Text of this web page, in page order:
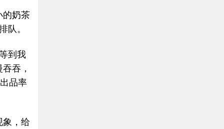
的奶茶
队。
到我
吞，
品率
象，给